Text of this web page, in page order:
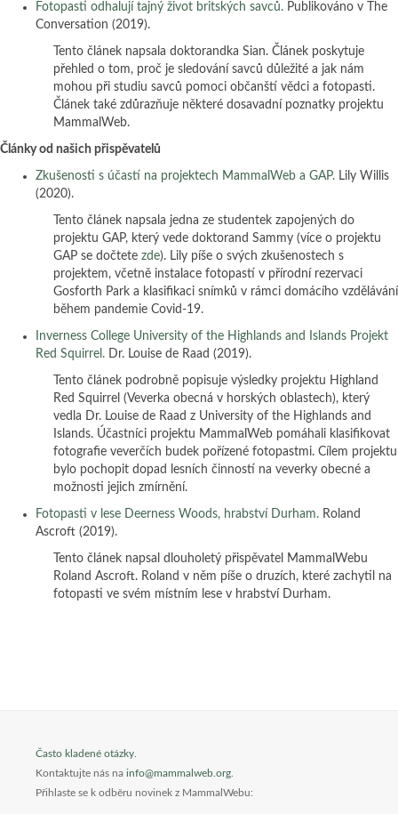
Fotopasti odhalují tajný život britských savců. Publikováno v The
Conversation (2019).
Tento článek napsala doktorandka Sian. Článek poskytuje
přehled o tom, proč je sledování savců důležité a jak nám
mohou při studiu savců pomoci občanští vědci a fotopasti.
Článek také zdůrazňuje některé dosavadní poznatky projektu
MammalWeb.
Články od našich přispěvatelů
Zkušenosti s účastí na projektech MammalWeb a GAP. Lily Willis
(2020).
Tento článek napsala jedna ze studentek zapojených do
projektu GAP, který vede doktorand Sammy (více o projektu
GAP se dočtete zde). Lily píše o svých zkušenostech s
projektem, včetně instalace fotopastí v přírodní rezervaci
Gosforth Park a klasifikaci snímků v rámci domácího vzdělávání
během pandemie Covid-19.
Inverness College University of the Highlands and Islands Projekt
Red Squirrel. Dr. Louise de Raad (2019).
Tento článek podrobně popisuje výsledky projektu Highland
Red Squirrel (Veverka obecná v horských oblastech), který
vedla Dr. Louise de Raad z University of the Highlands and
Islands. Účastníci projektu MammalWeb pomáhali klasifikovat
fotografie veverčích budek pořízené fotopastmi. Cílem projektu
bylo pochopit dopad lesních činností na veverky obecné a
možnosti jejich zmírnění.
Fotopasti v lese Deerness Woods, hrabství Durham. Roland
Ascroft (2019).
Tento článek napsal dlouholetý přispěvatel MammalWebu
Roland Ascroft. Roland v něm píše o druzích, které zachytil na
fotopasti ve svém místním lese v hrabství Durham.
Často kladené otázky
Kontaktujte nás na info@mammalweb.org
Přihlaste se k odběru novinek z MammalWebu: